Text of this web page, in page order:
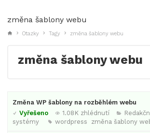
změna šablony webu
Otazky Tagy změna šablony webu
změna šablony webu
Změna WP šablony na rozběhlém webu
Vyřešeno
1.08K zhlédnutí
systémy
wordpress změna šablony